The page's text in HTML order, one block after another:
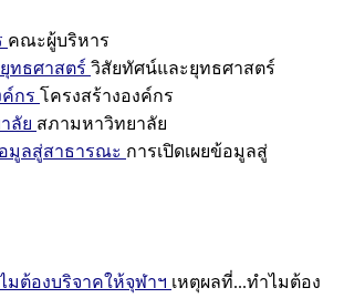
คณะผู้บริหาร
ทธศาสตร์ วิสัยทัศน์และยุทธศาสตร์
ค์กร โครงสร้างองค์กร
ลัย สภามหาวิทยาลัย
อมูลสู่สาธารณะ การเปิดเผยข้อมูลสู่
มต้องบริจาคให้จุฬาฯ เหตุผลที่...ทำไมต้อง